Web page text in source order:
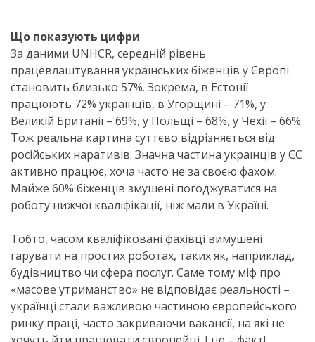
Що показують цифри
За даними UNHCR, середній рівень
працевлаштування українських біженців у Європі
становить близько 57%. Зокрема, в Естонії
працюють 72% українців, в Угорщині – 71%, у
Великій Британії – 69%, у Польщі – 68%, у Чехії – 66%.
Тож реальна картина суттєво відрізняється від
російських наративів. Значна частина українців у ЄС
активно працює, хоча часто не за своєю фахом.
Майже 60% біженців змушені погоджуватися на
роботу нижчої кваліфікації, ніж мали в Україні.
Тобто, часом кваліфіковані фахівці вимушені
гарувати на простих роботах, таких як, наприклад,
будівництво чи сфера послуг. Саме тому міф про
«масове утриманство» не відповідає реальності –
українці стали важливою частиною європейського
ринку праці, часто закриваючи вакансії, на які не